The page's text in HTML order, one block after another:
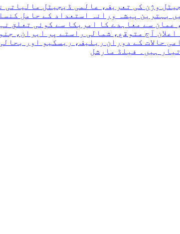
وژن کی تعریف، عالمی ڈیجیٹل مالیاتی
بہترین پیشہ ورانہ استعداد کے حامل
عمان سے معاہدے کا امریکا سے کوئی تعلق
آج متوقع، شمالی راستے پر ایران،
حالات کے دوران ریلیف، ریسکیو اور
ہیں۔ فیلڈ مارشل